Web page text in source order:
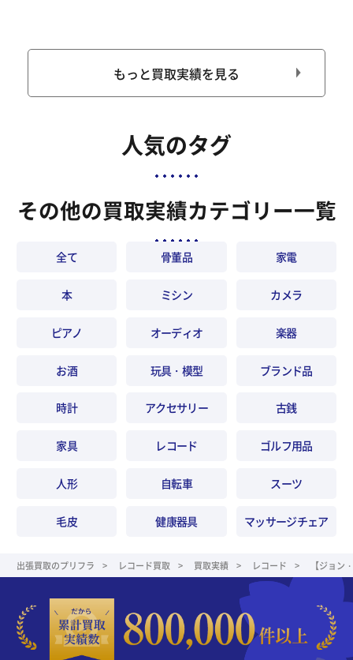
もっと買取実績を見る
人気のタグ
その他の買取実績カテゴリー一覧
全て 骨董品 家電
本 ミシン カメラ
ピアノ オーディオ 楽器
お酒 玩具・模型 ブランド品
時計 アクセサリー 古銭
家具 レコード ゴルフ用品
人形 自転車 スーツ
毛皮 健康器具 マッサージチェア
出張買取のプリフラ レコード買取 買取実績 レコード 【ジョン